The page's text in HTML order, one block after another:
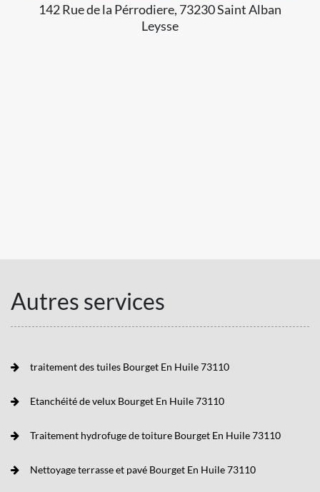
142 Rue de la Pérrodiere, 73230 Saint Alban
Leysse
Autres services
traitement des tuiles Bourget En Huile 73110
Etanchéité de velux Bourget En Huile 73110
Traitement hydrofuge de toiture Bourget En Huile 73110
Nettoyage terrasse et pavé Bourget En Huile 73110